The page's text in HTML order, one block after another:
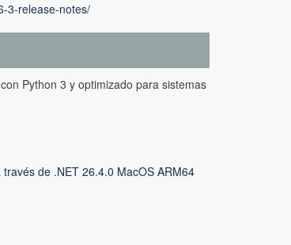
3-release-notes/
Python 3 y optimizado para sistemas
de .NET 26.4.0 MacOS ARM64